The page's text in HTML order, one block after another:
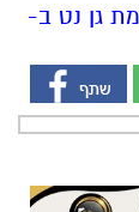
גן נט ב-